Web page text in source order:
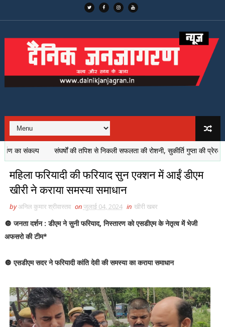
संकल्प संघर्षों की तपिश से निकली सफलता की रोशनी, सुकीर्ति गुप्ता की प्रेरक कहानी
महिला फरियादी की फरियाद सुन एक्शन में आईं डीएम
खीरी ने कराया समस्या समाधान
byअनिल कुमार श्रीवास्तव onजुलाई 04, 2024 in खीरी खबर
🔘 जनता दर्शन : डीएम ने सुनी फरियाद, निस्तारण को एसडीएम के नेतृत्व में भेजी
अफसरो की टीम*
🔘 एसडीएम सदर ने फरियादी कांति देवी की समस्या का कराया समाधान